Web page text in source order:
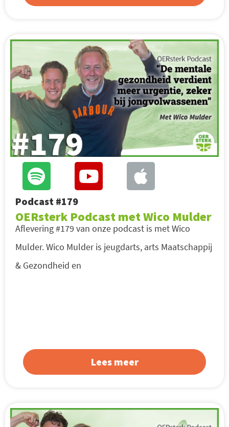
Podcast #179
OERsterk Podcast met Wico Mulder
Aflevering #179 van onze podcast is met Wico
Mulder. Wico Mulder is jeugdarts, arts Maatschappij
& Gezondheid en
Lees meer